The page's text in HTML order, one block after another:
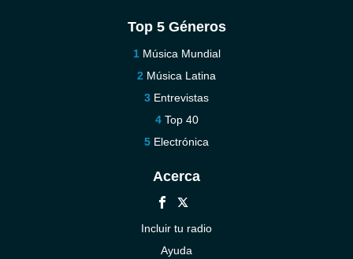
Top 5 Géneros
Música Mundial
Música Latina
Entrevistas
Top 40
Electrónica
Acerca
Incluir tu radio
Ayuda